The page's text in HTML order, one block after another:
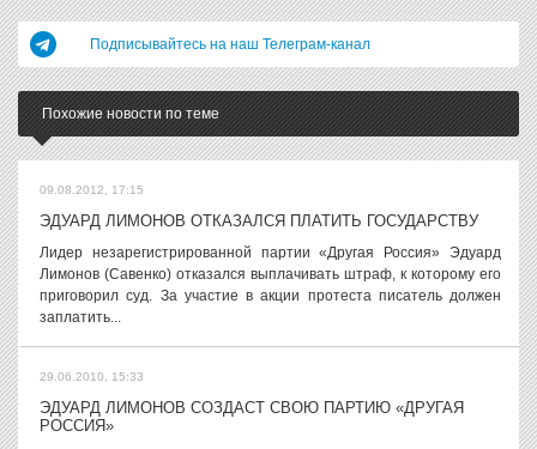
Подписывайтесь на наш Телеграм-канал
Похожие новости по теме
09.08.2012, 17:15
ЭДУАРД ЛИМОНОВ ОТКАЗАЛСЯ ПЛАТИТЬ ГОСУДАРСТВУ
Лидер незарегистрированной партии «Другая Россия» Эдуард
Лимонов (Савенко) отказался выплачивать штраф, к которому его
приговорил суд. За участие в акции протеста писатель должен
заплатить...
29.06.2010, 15:33
ЭДУАРД ЛИМОНОВ СОЗДАСТ СВОЮ ПАРТИЮ «ДРУГАЯ
РОССИЯ»